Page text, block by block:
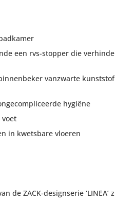
een rvs-stopper die
vanzwarte
hygiëne
in kwetsbare vloeren
de ZACK-designserie ‘LINEA’